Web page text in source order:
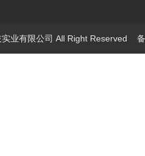
业有限公司 All Right Reserved